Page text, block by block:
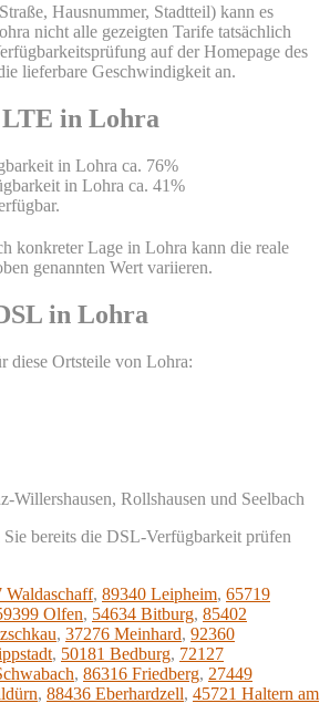
Hausnummer, Stadtteil) kann es
nicht alle gezeigten Tarife tatsächlich
auf der Homepage des
lieferbare Geschwindigkeit an.
in Lohra
in Lohra ca. 76%
in Lohra ca. 41%
konkreter Lage in Lohra kann die reale
genannten Wert variieren.
in Lohra
diese Ortsteile von Lohra:
Willershausen, Rollshausen und Seelbach
bereits die DSL-Verfügbarkeit prüfen
Waldaschaff, 89340 Leipheim, 65719
Olfen, 54634 Bitburg, 85402
, 37276 Meinhard, 92360
, 50181 Bedburg, 72127
, 86316 Friedberg, 27449
, 88436 Eberhardzell, 45721 Haltern am